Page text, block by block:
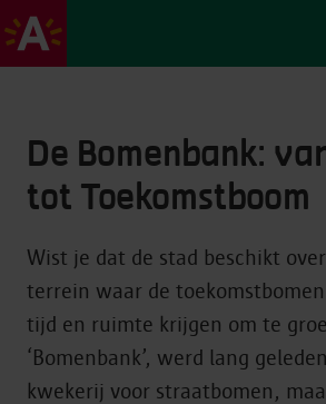
De Bomenbank:
tot Toekomstboom
Wist je dat de stad beschikt
terrein waar de
tijd en ruimte krijgen om te
‘Bomenbank’, werd lang
kwekerij voor straatbomen,